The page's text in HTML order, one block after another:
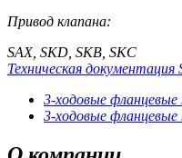
Привод клапана:
SAX, SKD, SKB, SKC
Техническая документация
3-ходовые фланцевые
3-ходовые фланцевые